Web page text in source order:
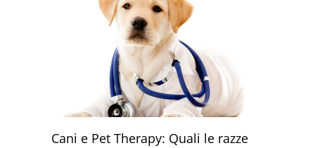
Cani e Pet Therapy: Quali le razze